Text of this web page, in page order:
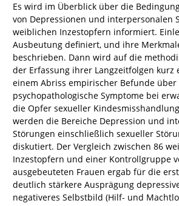
Es wird im Überblick über die
von Depressionen und interpersonalen
weiblichen Inzestopfern informiert.
Ausbeutung definiert, und ihre
beschrieben. Dann wird auf die
der Erfassung ihrer Langzeitfolgen kurz
einem Abriss empirischer Befunde über
psychopathologische Symptome bei
die Opfer sexueller
werden die Bereiche Depression und
Störungen einschließlich sexueller
diskutiert. Der Vergleich zwischen 86
Inzestopfern und einer Kontrollgruppe
ausgebeuteten Frauen ergab für die
deutlich stärkere Ausprägung
negativeres Selbstbild (Hilf- und